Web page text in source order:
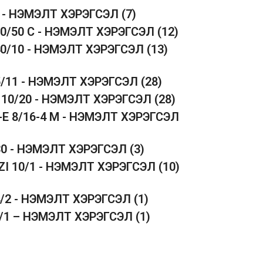
- НЭМЭЛТ ХЭРЭГСЭЛ (7)
50 C - НЭМЭЛТ ХЭРЭГСЭЛ (12)
10 - НЭМЭЛТ ХЭРЭГСЭЛ (13)
11 - НЭМЭЛТ ХЭРЭГСЭЛ (28)
10/20 - НЭМЭЛТ ХЭРЭГСЭЛ (28)
E 8/16-4 M - НЭМЭЛТ ХЭРЭГСЭЛ
- НЭМЭЛТ ХЭРЭГСЭЛ (3)
10/1 - НЭМЭЛТ ХЭРЭГСЭЛ (10)
2 - НЭМЭЛТ ХЭРЭГСЭЛ (1)
1 – НЭМЭЛТ ХЭРЭГСЭЛ (1)